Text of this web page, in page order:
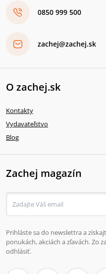
0850 999 500
zachej@zachej.sk
O zachej.sk
Kontakty
Vydavateľstvo
Blog
Zachej magazín
Prihláste sa do newslettra a
ponukách, akciách a zľavách. Zo
odhlásiť.